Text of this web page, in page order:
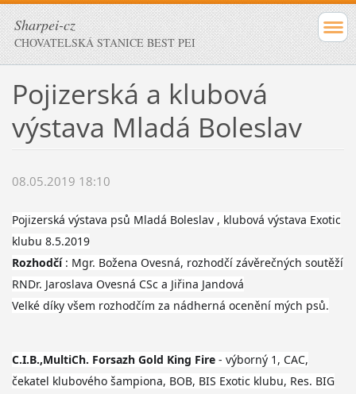
Sharpei-cz
CHOVATELSKÁ STANICE BEST PEI
Pojizerská a klubová
výstava Mladá Boleslav
08.05.2019 18:10
Pojizerská výstava psů Mladá Boleslav , klubová výstava Exotic
klubu 8.5.2019
Rozhodčí : Mgr. Božena Ovesná, rozhodčí závěrečných soutěží
RNDr. Jaroslava Ovesná CSc a Jiřina Jandová
Velké díky všem rozhodčím za nádherná ocenění mých psů.
C.I.B.,MultiCh. Forsazh Gold King Fire- výborný 1, CAC,
čekatel klubového šampiona, BOB, BIS Exotic klubu, Res. BIG